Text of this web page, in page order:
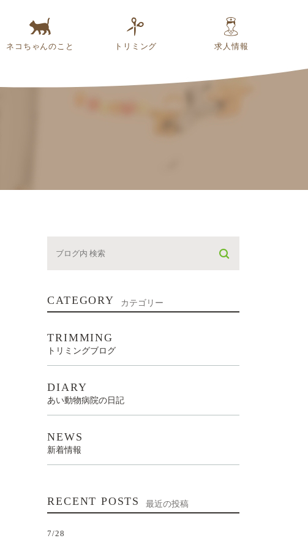
ネコちゃんのこと トリミング 求人情報
CATEGORY カテゴリー
TRIMMING
トリミングブログ
DIARY
あい動物病院の日記
NEWS
新着情報
RECENT POSTS 最近の投稿
7/28